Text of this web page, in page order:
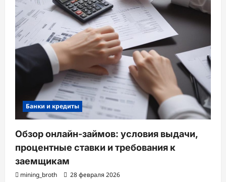
Банки и кредиты
Обзор онлайн-займов: условия выдачи,
процентные ставки и требования к
заемщикам
mining_broth 28 февраля 2026